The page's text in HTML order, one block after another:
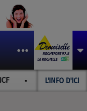
L'INFO D'ICI
Timac-Agro : le